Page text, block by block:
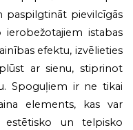
paspilgtināt pievilcīgās
istabas
efektu, izvēlieties
ar sienu, stiprinot
Spoguļiem ir ne tikai
elements, kas var
un telpisko